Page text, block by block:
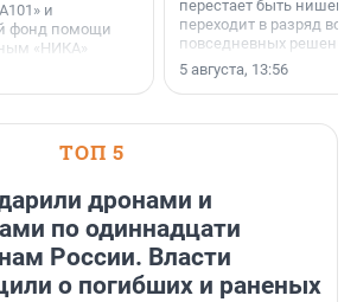
и
фонд помощи
«НИКА»
о
перестает быть
переходит в разряд
повседневных
5 августа, 13:56
ТОП 5
дронами и
по одиннадцати
России. Власти
о погибших и раненых